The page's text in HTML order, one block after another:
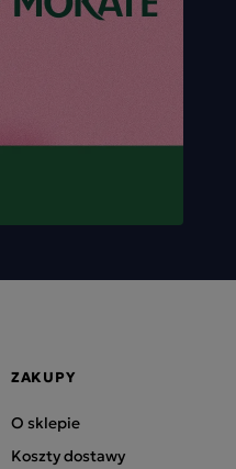
ZAKUPY
O sklepie
Koszty dostawy